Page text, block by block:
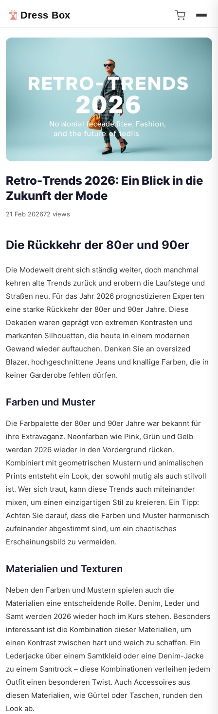
Dress Box
Retro-Trends 2026: Ein Blick in die
Zukunft der Mode
21 Feb 202672 views
Die Rückkehr der 80er und 90er
Die Modewelt dreht sich ständig weiter, doch manchmal
kehren alte Trends zurück und erobern die Laufstege und
Straßen neu. Für das Jahr 2026 prognostizieren Experten
eine starke Rückkehr der 80er und 90er Jahre. Diese
Dekaden waren geprägt von extremen Kontrasten und
markanten Silhouetten, die heute in einem modernen
Gewand wieder auftauchen. Denken Sie an oversized
Blazer, hochgeschnittene Jeans und knallige Farben, die in
keiner Garderobe fehlen dürfen.
Farben und Muster
Die Farbpalette der 80er und 90er Jahre war bekannt für
ihre Extravaganz. Neonfarben wie Pink, Grün und Gelb
werden 2026 wieder in den Vordergrund rücken.
Kombiniert mit geometrischen Mustern und animalischen
Prints entsteht ein Look, der sowohl mutig als auch stilvoll
ist. Wer sich traut, kann diese Trends auch miteinander
mixen, um einen einzigartigen Stil zu kreieren. Ein Tipp:
Achten Sie darauf, dass die Farben und Muster harmonisch
aufeinander abgestimmt sind, um ein chaotisches
Erscheinungsbild zu vermeiden.
Materialien und Texturen
Neben den Farben und Mustern spielen auch die
Materialien eine entscheidende Rolle. Denim, Leder und
Samt werden 2026 wieder hoch im Kurs stehen. Besonders
interessant ist die Kombination dieser Materialien, um
einen Kontrast zwischen hart und weich zu schaffen. Ein
Lederjacke über einem Samtkleid oder eine Denim-Jacke
zu einem Samtrock – diese Kombinationen verleihen jedem
Outfit einen besonderen Twist. Auch Accessoires aus
diesen Materialien, wie Gürtel oder Taschen, runden den
Look ab.